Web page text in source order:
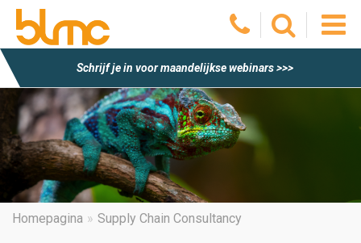
Schrijf je in voor maandelijkse webinars >>>
Homepagina Supply Chain Consultancy